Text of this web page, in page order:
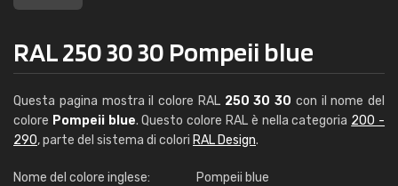
RAL 250 30 30 Pompeii blue
Questa pagina mostra il colore RAL 250 30 30 con il nome del
colore Pompeii blue. Questo colore RAL è nella categoria 200 -
290, parte del sistema di colori RAL Design.
Nome del colore inglese:
Pompeii blue